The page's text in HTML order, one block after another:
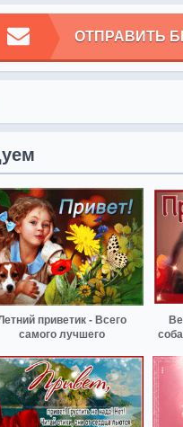
ОТПРАВИТЬ
приветик - Всего
самого лучшего